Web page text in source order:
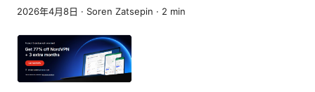
2026年4月8日 · Soren Zatsepin · 2 min